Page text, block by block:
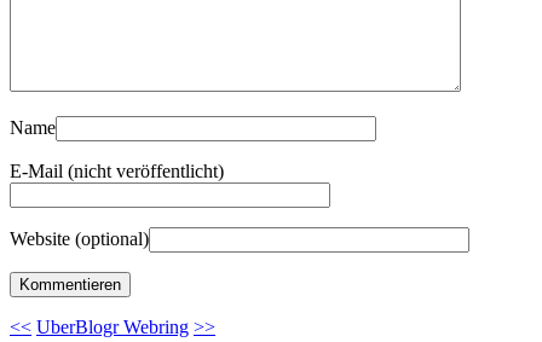
Name
E-Mail (nicht veröffentlicht)
Website (optional)
<< UberBlogr Webring >>